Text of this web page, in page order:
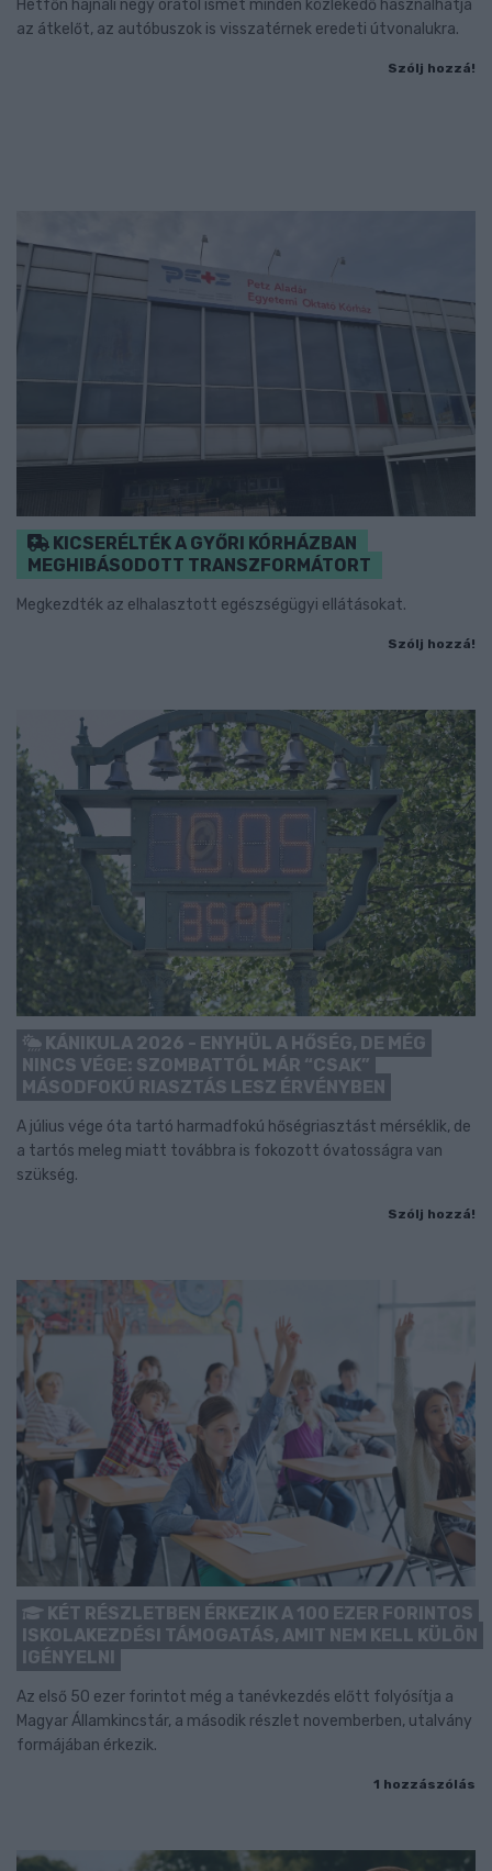
Hétfőn hajnali négy órától ismét minden közlekedő használhatja
az átkelőt, az autóbuszok is visszatérnek eredeti útvonalukra.
Szólj hozzá!
KICSERÉLTÉK A GYŐRI KÓRHÁZBAN
MEGHIBÁSODOTT TRANSZFORMÁTORT
Megkezdték az elhalasztott egészségügyi ellátásokat.
Szólj hozzá!
KÁNIKULA 2026 - ENYHÜL A HŐSÉG, DE MÉG
NINCS VÉGE: SZOMBATTÓL MÁR “CSAK”
MÁSODFOKÚ RIASZTÁS LESZ ÉRVÉNYBEN
A július vége óta tartó harmadfokú hőségriasztást mérséklik, de
a tartós meleg miatt továbbra is fokozott óvatosságra van
szükség.
Szólj hozzá!
KÉT RÉSZLETBEN ÉRKEZIK A 100 EZER FORINTOS
ISKOLAKEZDÉSI TÁMOGATÁS, AMIT NEM KELL KÜLÖN
IGÉNYELNI
Az első 50 ezer forintot még a tanévkezdés előtt folyósítja a
Magyar Államkincstár, a második részlet novemberben, utalvány
formájában érkezik.
1 hozzászólás